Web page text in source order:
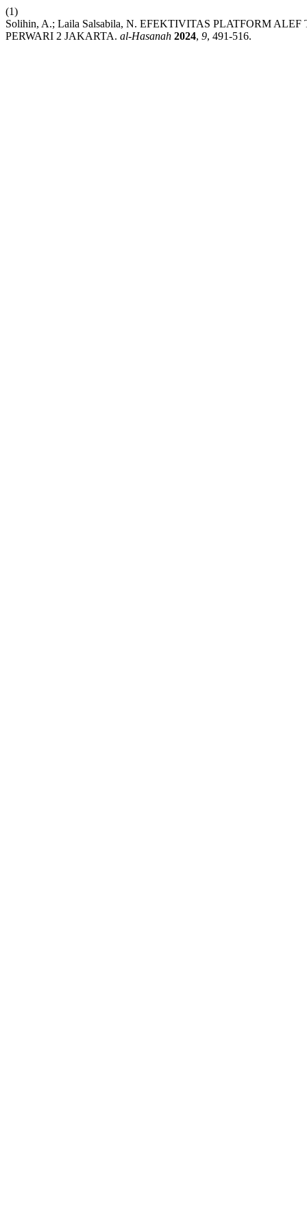
(1)
Solihin, A.; Laila Salsabila, N. EFEKTIVITAS PLATFORM
PERWARI 2 JAKARTA. al-Hasanah 2024, 9, 491-516.